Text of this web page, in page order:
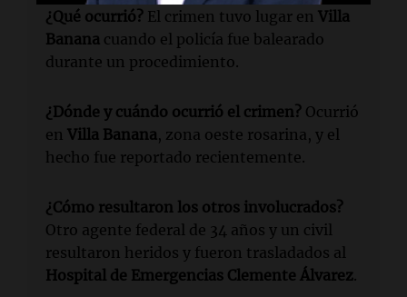
¿Qué ocurrió? El crimen tuvo lugar en Villa
Banana cuando el policía fue balearado
durante un procedimiento.
¿Dónde y cuándo ocurrió el crimen? Ocurrió
en Villa Banana, zona oeste rosarina, y el
hecho fue reportado recientemente.
¿Cómo resultaron los otros involucrados?
Otro agente federal de 34 años y un civil
resultaron heridos y fueron trasladados al
Hospital de Emergencias Clemente Álvarez.